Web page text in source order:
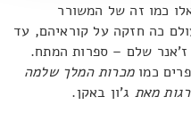
כמו זה של המשורר
כה חזקה על קוראיהם, עד
התפתח מהם ז'אנר שלם – ספרות המתח.
כמומכרות המלך שלמה
ג'ון באקן.